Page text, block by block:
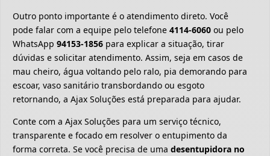
Outro ponto importante é o atendimento direto. Você
pode falar com a equipe pelo telefone 4114-6060 ou pelo
WhatsApp 94153-1856 para explicar a situação, tirar
dúvidas e solicitar atendimento. Assim, seja em casos de
mau cheiro, água voltando pelo ralo, pia demorando para
escoar, vaso sanitário transbordando ou esgoto
retornando, a Ajax Soluções está preparada para ajudar.
Conte com a Ajax Soluções para um serviço técnico,
transparente e focado em resolver o entupimento da
forma correta. Se você precisa de uma desentupidora no